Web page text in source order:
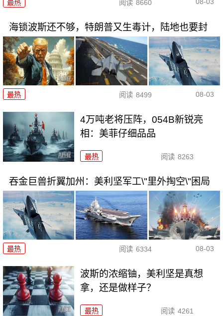
最热 阅读 8660 08-03
海锁波斯还不够，特朗普又生毒计，陆地也要封
最热 阅读 8499 08-03
4万吨老将压阵，054B新锐亮
相：美菲仔细品品
最热 阅读 8263
吞金巨兽折翼加州：美利坚军工\"里外掏空\"困局
最热 阅读 6334 08-03
波斯的浓缩铀，美利坚是真想
拿，还是做样子？
最热 阅读 4261